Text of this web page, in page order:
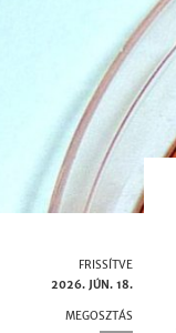
FRISSÍTVE
2026. JÚN. 18.
MEGOSZTÁS